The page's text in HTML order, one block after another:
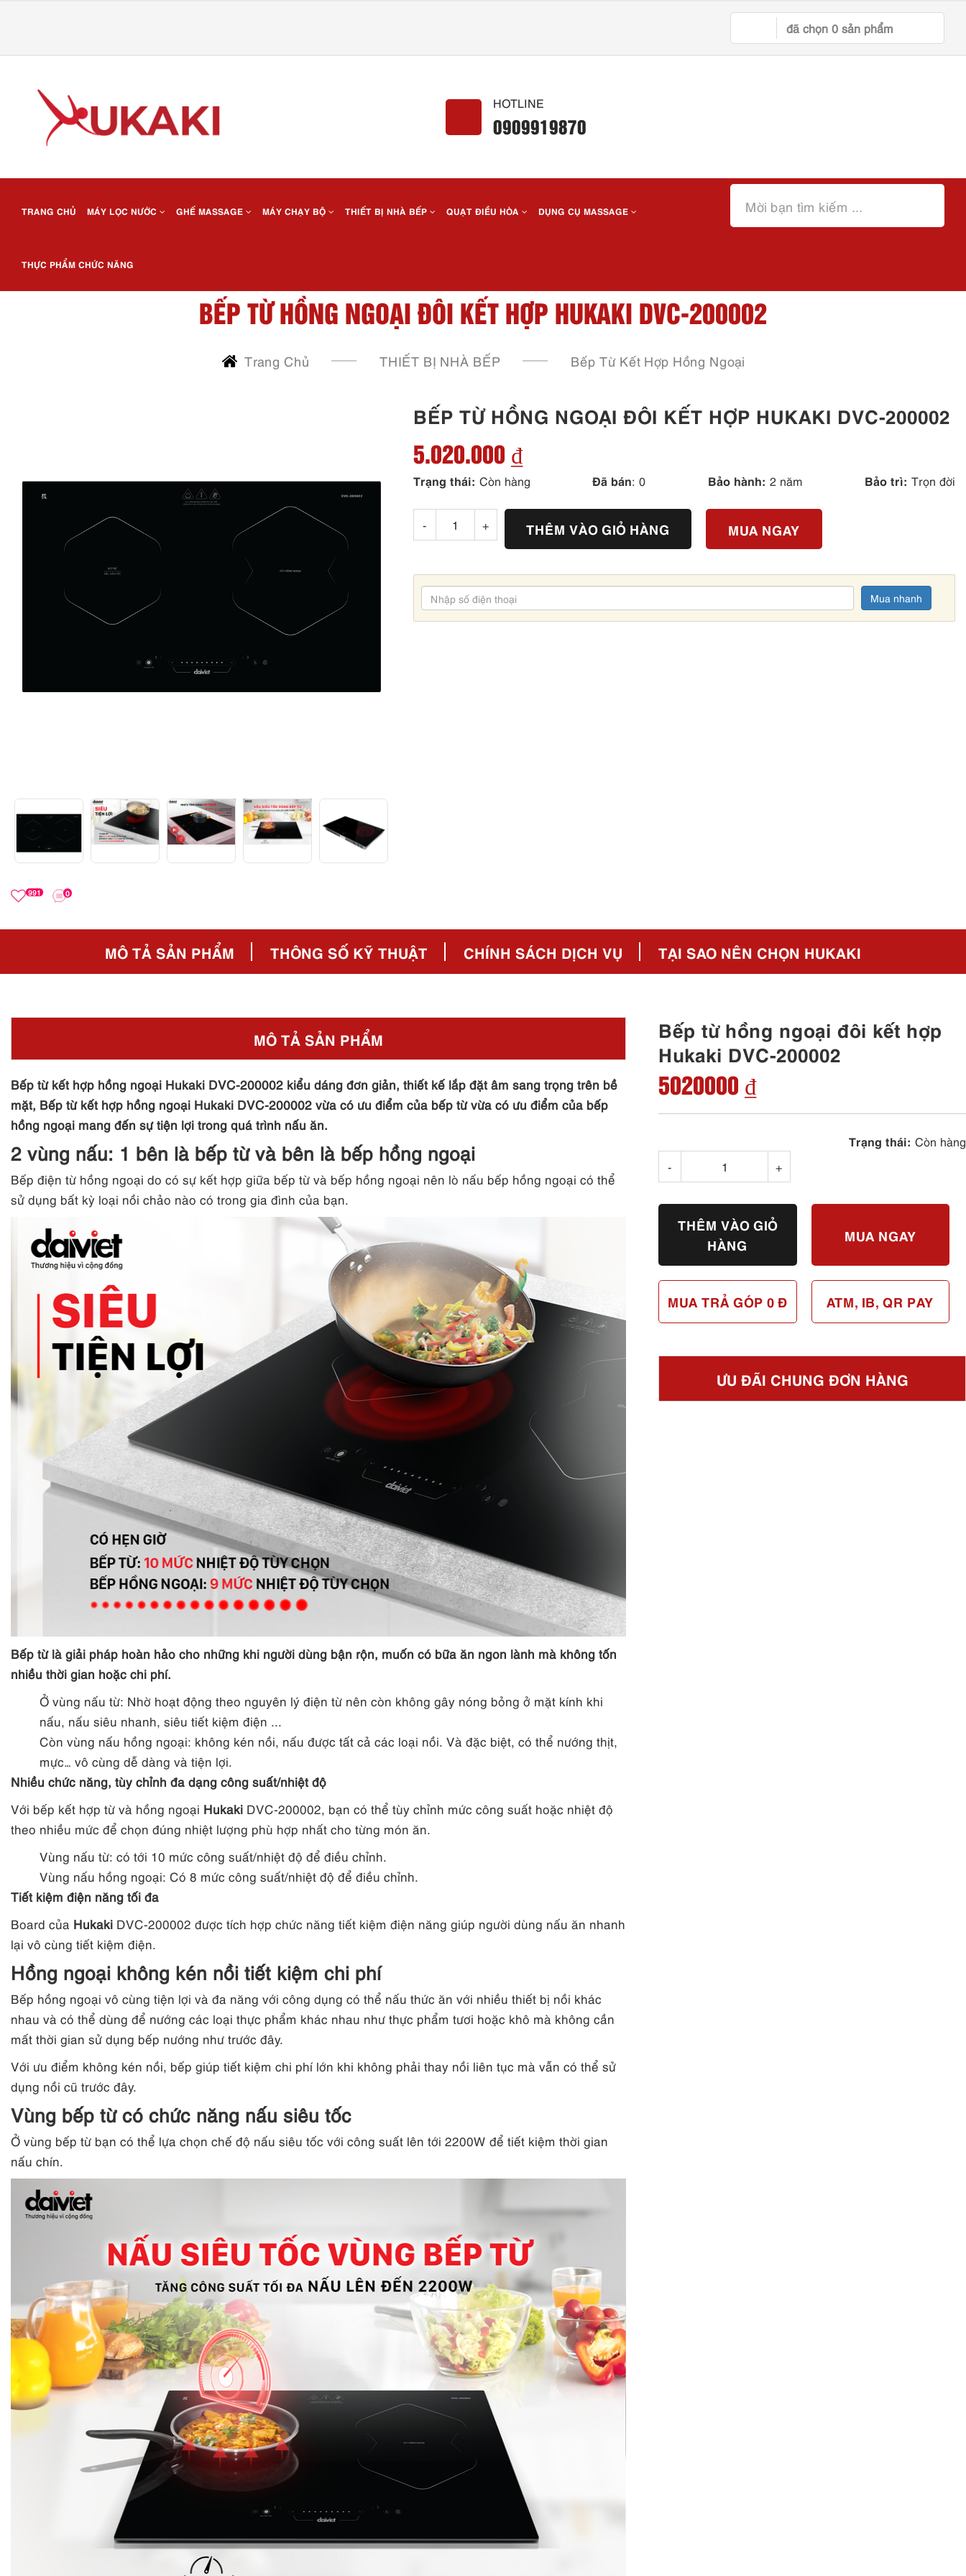
đã chọn 0sản phẩm
HOTLINE
0909919870
TRANG CHỦ MÁY LỌC NƯỚC GHẾ MASSAGE MÁY CHẠY BỘ THIẾT BỊ NHÀ BẾP QUẠT ĐIỀU HÒA DỤNG CỤ MASSAGE
THỰC PHẨM CHỨC NĂNG
BẾP TỪ HỒNG NGOẠI ĐÔI KẾT HỢP HUKAKI DVC-200002
Trang Chủ THIẾT BỊ NHÀ BẾP Bếp Từ Kết Hợp Hồng Ngoại
991 0
BẾP TỪ HỒNG NGOẠI ĐÔI KẾT HỢP HUKAKI DVC-200002
5.020.000 ₫
Trạng thái: Còn hàng Đã bán: 0 Bảo hành: 2 năm Bảo trì: Trọn đời
- + THÊM VÀO GIỎ HÀNG MUA NGAY
Mua nhanh
MÔ TẢ SẢN PHẨM THÔNG SỐ KỸ THUẬT CHÍNH SÁCH DỊCH VỤ TẠI SAO NÊN CHỌN HUKAKI
MÔ TẢ SẢN PHẨM
Bếp từ kết hợp hồng ngoại Hukaki DVC-200002 kiểu dáng đơn giản, thiết kế lắp đặt âm sang trọng trên bề
mặt, Bếp từ kết hợp hồng ngoại Hukaki DVC-200002 vừa có ưu điểm của bếp từ vừa có ưu điểm của bếp
hồng ngoại mang đến sự tiện lợi trong quá trình nấu ăn.
2 vùng nấu: 1 bên là bếp từ và bên là bếp hồng ngoại
Bếp điện từ hồng ngoại do có sự kết hợp giữa bếp từ và bếp hồng ngoại nên lò nấu bếp hồng ngoại có thể
sử dụng bất kỳ loại nồi chảo nào có trong gia đình của bạn.
Bếp từ là giải pháp hoàn hảo cho những khi người dùng bận rộn, muốn có bữa ăn ngon lành mà không tốn
nhiều thời gian hoặc chi phí.
Ở vùng nấu từ: Nhờ hoạt động theo nguyên lý điện từ nên còn không gây nóng bỏng ở mặt kính khi
nấu, nấu siêu nhanh, siêu tiết kiệm điện ...
Còn vùng nấu hồng ngoại: không kén nồi, nấu được tất cả các loại nồi. Và đặc biệt, có thể nướng thịt,
mực… vô cùng dễ dàng và tiện lợi.
Nhiều chức năng, tùy chỉnh đa dạng công suất/nhiệt độ
Với bếp kết hợp từ và hồng ngoại Hukaki DVC-200002, bạn có thể tùy chỉnh mức công suất hoặc nhiệt độ
theo nhiều mức để chọn đúng nhiệt lượng phù hợp nhất cho từng món ăn.
Vùng nấu từ: có tới 10 mức công suất/nhiệt độ để điều chỉnh.
Vùng nấu hồng ngoại: Có 8 mức công suất/nhiệt độ để điều chỉnh.
Tiết kiệm điện năng tối đa
Board của Hukaki DVC-200002 được tích hợp chức năng tiết kiệm điện năng giúp người dùng nấu ăn nhanh
lại vô cùng tiết kiệm điện.
Hồng ngoại không kén nồi tiết kiệm chi phí
Bếp hồng ngoại vô cùng tiện lợi và đa năng với công dụng có thể nấu thức ăn với nhiều thiết bị nồi khác
nhau và có thể dùng để nướng các loại thực phẩm khác nhau như thực phẩm tươi hoặc khô mà không cần
mất thời gian sử dụng bếp nướng như trước đây.
Với ưu điểm không kén nồi, bếp giúp tiết kiệm chi phí lớn khi không phải thay nồi liên tục mà vẫn có thể sử
dụng nồi cũ trước đây.
Vùng bếp từ có chức năng nấu siêu tốc
Ở vùng bếp từ bạn có thể lựa chọn chế độ nấu siêu tốc với công suất lên tới 2200W để tiết kiệm thời gian
nấu chín.
Bếp từ hồng ngoại đôi kết hợp
Hukaki DVC-200002
5020000 ₫
Trạng thái: Còn hàng
-
+
THÊM VÀO GIỎ
HÀNG
MUA NGAY
MUA TRẢ GÓP 0 Đ ATM, IB, QR PAY
ƯU ĐÃI CHUNG ĐƠN HÀNG